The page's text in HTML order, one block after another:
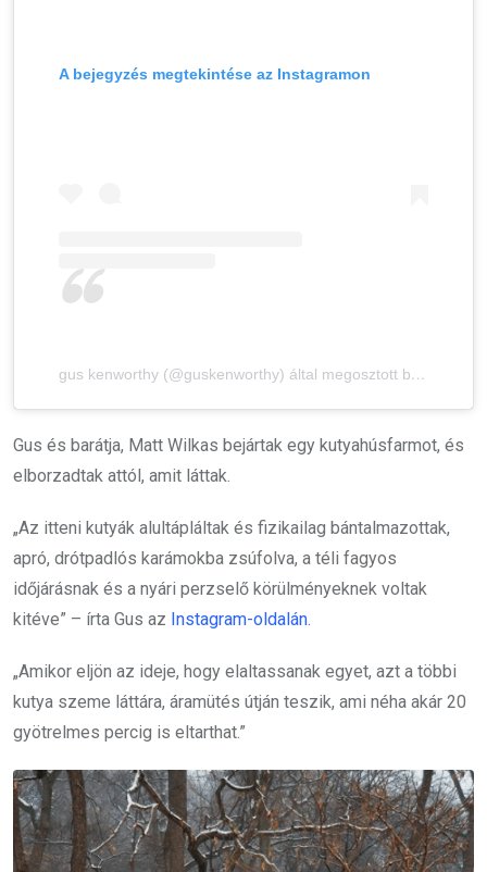
A bejegyzés megtekintése az Instagramon
gus kenworthy (@guskenworthy) által megosztott bejegyzés
Gus és barátja, Matt Wilkas bejártak egy kutyahúsfarmot, és
elborzadtak attól, amit láttak.
„Az itteni kutyák alultápláltak és fizikailag bántalmazottak,
apró, drótpadlós karámokba zsúfolva, a téli fagyos
időjárásnak és a nyári perzselő körülményeknek voltak
kitéve” – írta Gus az Instagram-oldalán.
„Amikor eljön az ideje, hogy elaltassanak egyet, azt a többi
kutya szeme láttára, áramütés útján teszik, ami néha akár 20
gyötrelmes percig is eltarthat.”